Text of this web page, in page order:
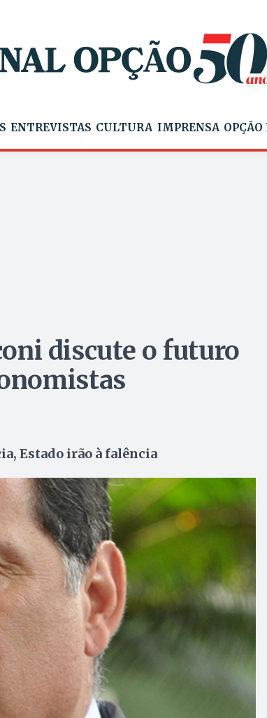
ENTREVISTAS CULTURA IMPRENSA OPÇÃO
discute o futuro
Estado irão à falência